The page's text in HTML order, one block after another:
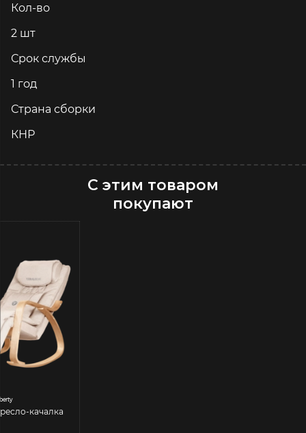
Кол-во
2 шт
Срок службы
1 год
Страна сборки
КНР
С этим товаром
покупают
качалка